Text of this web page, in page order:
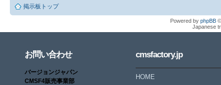
掲示板トップ
Powered by phpBB
Japanese
お問い合わせ
バージョンジャパン
CMSF4販売事業部
cmsfactory.jp
HOME